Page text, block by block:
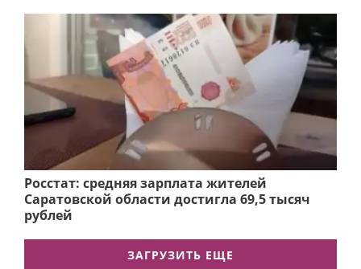
Росстат: средняя зарплата жителей
Саратовской области достигла 69,5 тысяч
рублей
ЗАГРУЗИТЬ ЕЩЕ